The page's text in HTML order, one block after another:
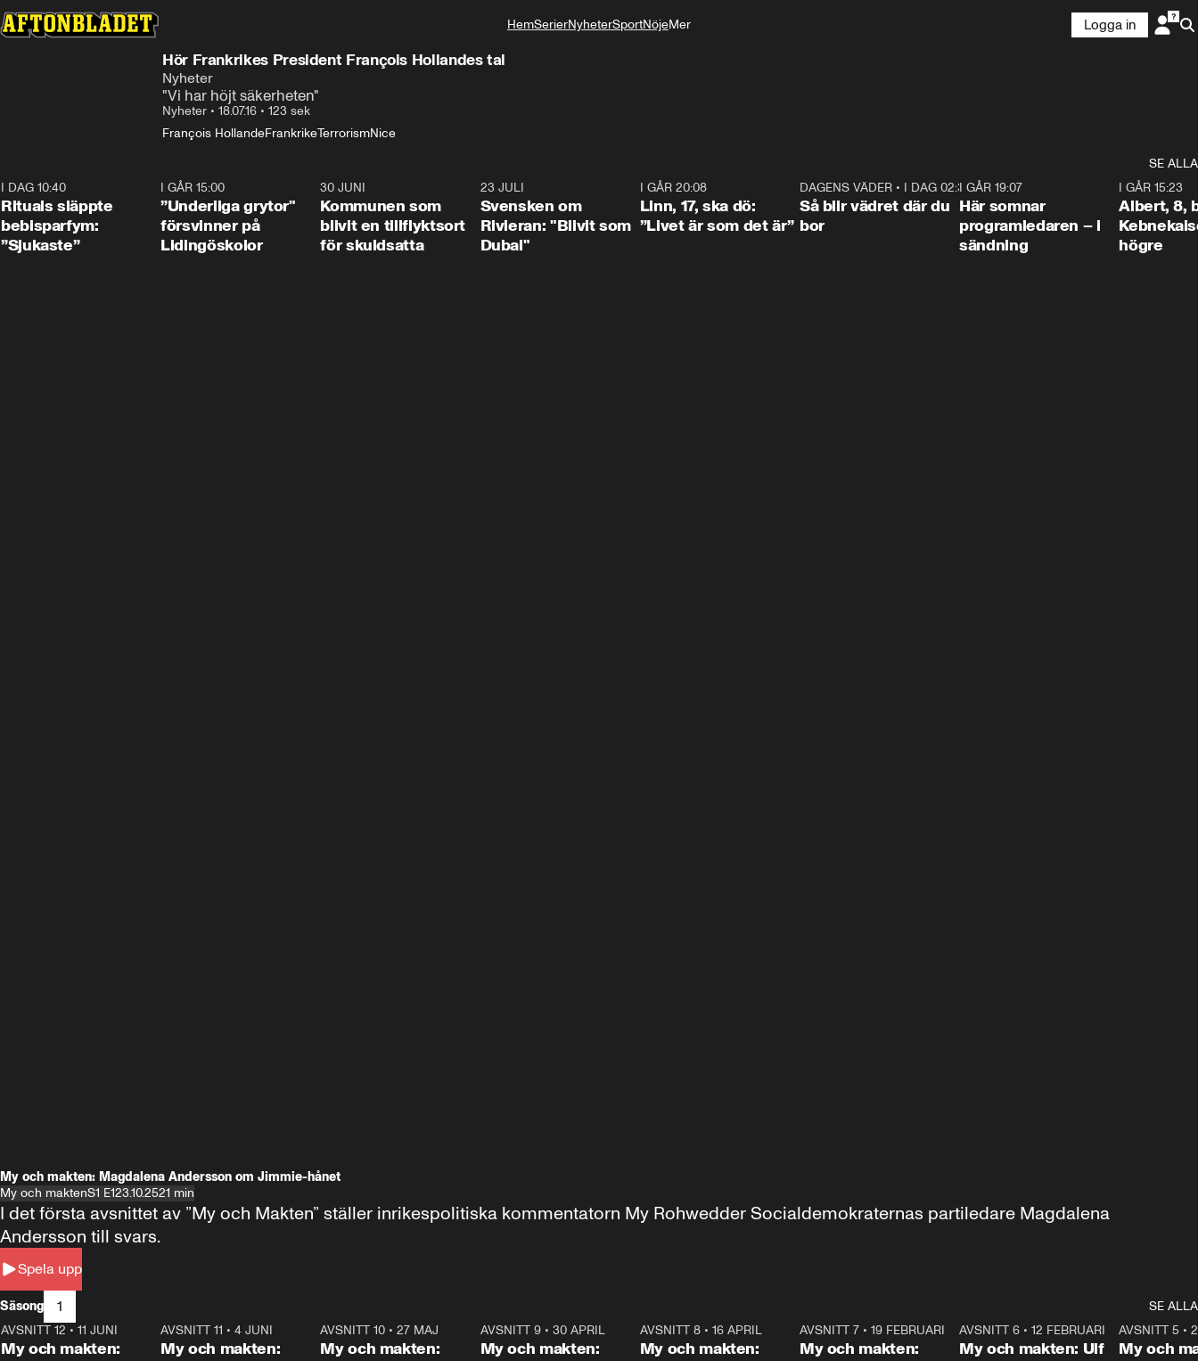
HemSerierNyheterSportNöjeMer
Logga in
Hör Frankrikes President François Hollandes tal
Nyheter
"Vi har höjt säkerheten"
Nyheter • 18.07.16 • 123 sek
François HollandeFrankrikeTerrorismNice
SE ALLA
I DAG 10:40
Rituals släppte
bebisparfym:
”Sjukaste”
1:07
I GÅR 15:00
”Underliga grytor"
försvinner på
Lidingöskolor
30 JUNI
Kommunen som
blivit en tillflyktsort
för skuldsatta
23 JULI
Svensken om
Rivieran: "Blivit som
Dubai"
I GÅR 20:08
Linn, 17, ska dö:
”Livet är som det är”
1:06
DAGENS VÄDER• I DAG 02:30
Så blir vädret där du
bor
I GÅR 19:07
Här somnar
programledaren – i
sändning
I GÅR 15:23
Albert, 8,
högre
My och makten: Magdalena Andersson om Jimmie-hånet
My och maktenS1 E123.10.2521 min
Spela upp
I det första avsnittet av ”My och Makten” ställer inrikespolitiska kommentatorn My Rohwedder Socialdemokraternas partiledare Magdalena
Andersson till svars.
Säsong 1
SE ALLA
26:27
AVSNITT 12 • 11 JUNI
My och makten:
23:40
AVSNITT 11 •4 JUNI
My och makten:
AVSNITT 10 •27 MAJ
My och makten:
AVSNITT 9• 30 APRIL
My och makten:
AVSNITT 8• 16 APRIL
My och makten:
24:30
AVSNITT 7• 19 FEBRUARI
My och makten:
27:30
AVSNITT 6 •12 FEBRUARI
My och makten: Ulf
AVSNITT 5 •
My och